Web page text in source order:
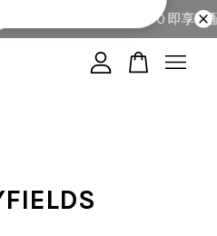
單筆消費滿＄５０００即享宅配